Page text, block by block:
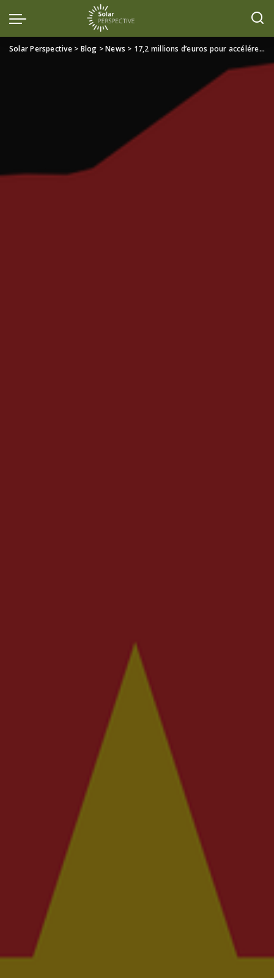
Solar Perspective> Blog >News > 17,2 millions d’euros pour accélérer la transition énergétique au Burkina Faso grâce à une centrale solaire